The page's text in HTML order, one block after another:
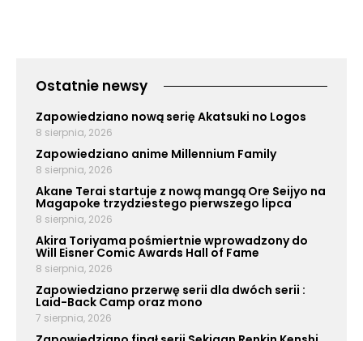
Ostatnie newsy
Zapowiedziano nową serię Akatsuki no Logos
8 sierpnia, 2026
Zapowiedziano anime Millennium Family
8 sierpnia, 2026
Akane Terai startuje z nową mangą Ore Seijyo na
Magapoke trzydziestego pierwszego lipca
8 sierpnia, 2026
Akira Toriyama pośmiertnie wprowadzony do
Will Eisner Comic Awards Hall of Fame
8 sierpnia, 2026
Zapowiedziano przerwę serii dla dwóch serii :
Laid-Back Camp oraz mono
7 sierpnia, 2026